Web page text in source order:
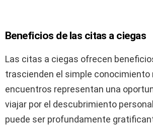
Beneficios de las citas a ciegas
Las citas a ciegas ofrecen
trascienden el simple conocimiento
encuentros representan una
viajar por el descubrimiento
puede ser profundamente